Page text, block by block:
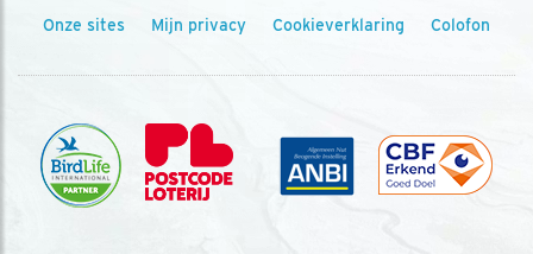
Onze sites Mijn privacy Cookieverklaring Colofon